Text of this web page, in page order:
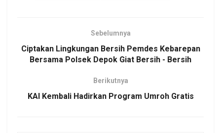
Sebelumnya
Ciptakan Lingkungan Bersih Pemdes Kebarepan
Bersama Polsek Depok Giat Bersih - Bersih
Berikutnya
KAI Kembali Hadirkan Program Umroh Gratis